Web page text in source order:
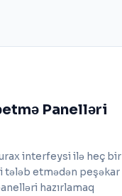
Panelləri
interfeysi ilə heç bir
tələb etmədən peşəkar
hazırlamaq